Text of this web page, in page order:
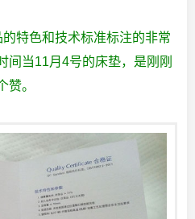
特色和技术标准标注的非常
间当11月4号的床垫，是刚刚
赞。